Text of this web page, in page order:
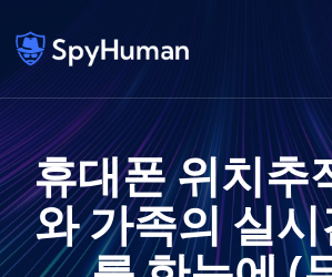
휴대폰 위치추
와 가족의 실